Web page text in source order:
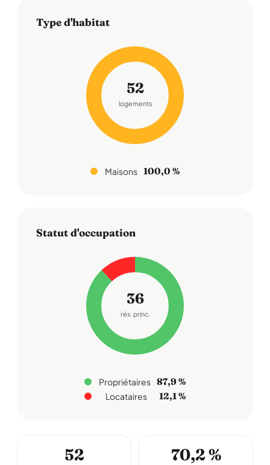
Type d'habitat
52
logements
Maisons 100,0 %
Statut d'occupation
36
rés. princ.
Propriétaires 87,9 %
Locataires 12,1 %
52 70,2 %